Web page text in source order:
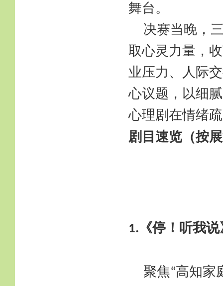
舞台。
决赛当晚，
取心灵力量，
业压力、人际
心议题，以细
心理剧在情绪
剧目速览（按
1. 《停！听我
聚焦“高知家